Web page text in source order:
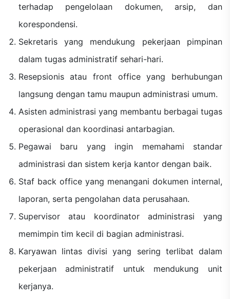
terhadap pengelolaan dokumen, arsip, dan
korespondensi.
Sekretaris yang mendukung pekerjaan pimpinan
dalam tugas administratif sehari-hari.
Resepsionis atau front office yang berhubungan
langsung dengan tamu maupun administrasi umum.
Asisten administrasi yang membantu berbagai tugas
operasional dan koordinasi antarbagian.
Pegawai baru yang ingin memahami standar
administrasi dan sistem kerja kantor dengan baik.
Staf back office yang menangani dokumen internal,
laporan, serta pengolahan data perusahaan.
Supervisor atau koordinator administrasi yang
memimpin tim kecil di bagian administrasi.
Karyawan lintas divisi yang sering terlibat dalam
pekerjaan administratif untuk mendukung unit
kerjanya.